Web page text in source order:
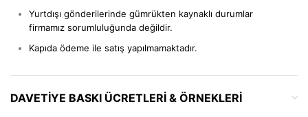
Yurtdışı gönderilerinde gümrükten kaynaklı durumlar
firmamız sorumluluğunda değildir.
Kapıda ödeme ile satış yapılmamaktadır.
DAVETIYE BASKI ÜCRETLERI & ÖRNEKLERI